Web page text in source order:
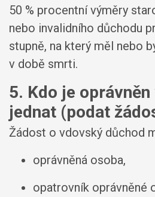
50 % procentní výměry
nebo invalidního důchodu
stupně, na který měl nebo
v době smrti.
5. Kdo je
jednat (podat
Žádost o vdovský důchod
oprávněná osoba,
opatrovník oprávněné